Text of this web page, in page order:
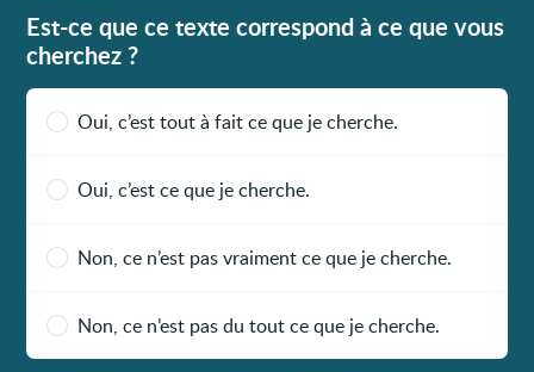
Est-ce que ce texte correspond à ce que vous
cherchez ?
Oui, c’est tout à fait ce que je cherche.
Oui, c’est ce que je cherche.
Non, ce n’est pas vraiment ce que je cherche.
Non, ce n’est pas du tout ce que je cherche.